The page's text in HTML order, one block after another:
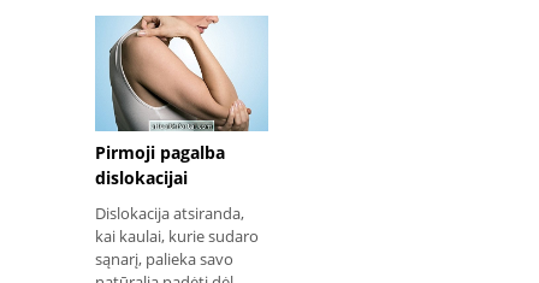
telefonu 0800 284 4343
arba paskambinkite
greitosios pagalbos
automobiliu,
skambinant 192;
Sumažinti toksinio
poveikio poveikį :
Nurijimas: skrandžio
plovimas geriausiai
atliekamas ligoninėje,
tačiau laukdamas
Pirmoji pagalba
dislokacijai
Dislokacija atsiranda,
kai kaulai, kurie sudaro
sąnarį, palieka savo